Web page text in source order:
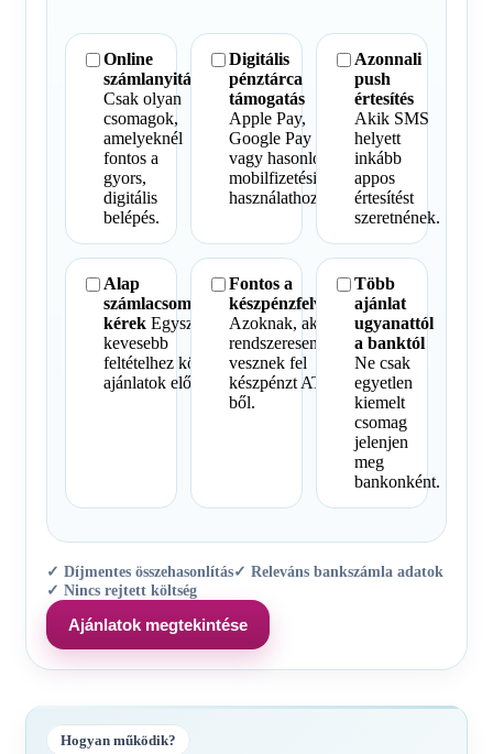
Online
számlanyitás
Csak olyan
csomagok,
amelyeknél
fontos a
gyors,
digitális
belépés.
Digitális
pénztárca
támogatás
Apple Pay,
Google Pay
vagy hasonló
mobilfizetési
használathoz.
Azonnali
push
értesítés
Akik SMS
helyett
inkább
appos
értesítést
szeretnének.
Alap
számlacsomagokat
kérek Egyszerűbb,
kevesebb
feltételhez kötött
ajánlatok előtérben.
Fontos a
készpénzfelvétel
Azoknak, akik
rendszeresen
vesznek fel
készpénzt ATM-
ből.
Több
ajánlat
ugyanattól
a banktól
Ne csak
egyetlen
kiemelt
csomag
jelenjen
meg
bankonként.
✓ Díjmentes összehasonlítás✓ Releváns bankszámla adatok
✓ Nincs rejtett költség
Ajánlatok megtekintése
Hogyan működik?